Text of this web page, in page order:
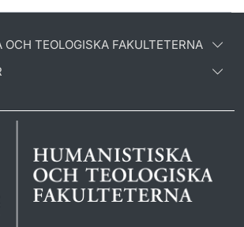
TEOLOGISKA FAKULTETERNA